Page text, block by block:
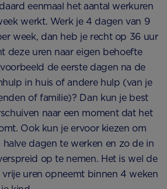
eenmaal het aantal werkuren
werkt. Werk je 4 dagen van 9
week, dan heb je recht op 36 uur
deze uren naar eigen behoefte
de eerste dagen na de
in huis of andere hulp (van je
of familie)? Dan kun je best
naar een moment dat het
Ook kun je ervoor kiezen om
dagen te werken en zo de in
op te nemen. Het is wel de
uren opneemt binnen 4 weken